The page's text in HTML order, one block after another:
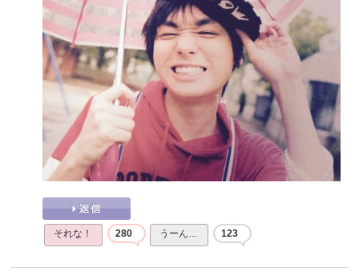
それな！ 280 うーん… 123